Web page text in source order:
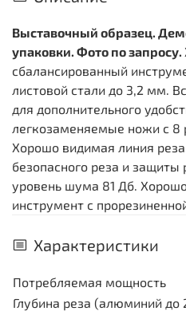
Выставочный образец.
упаковки. Фото по запросу.
сбалансированный
листовой стали до 3,2 мм.
для дополнительного
легкозаменяемые ножи с
Хорошо видимая линия
безопасного реза и
уровень шума 81 Дб.
инструмент с
Характеристики
Потребляемая мощность
Глубина реза (алюминий